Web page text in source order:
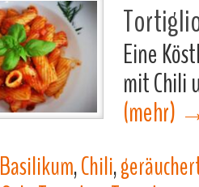
Eine
mit Chili
(mehr)
Basilikum,Chili,